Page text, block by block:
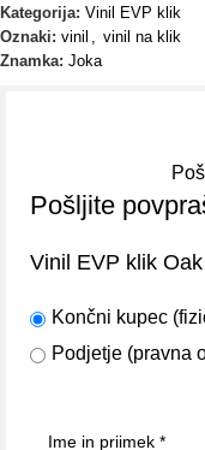
Kategorija: Vinil EVP klik
Oznaki: vinil
vinil na klik
Znamka: Joka
Pošljite
Vinil EVP klik
Končni kupec
Podjetje (pravna